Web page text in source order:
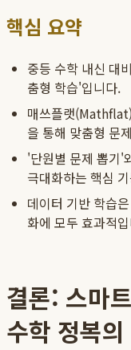
핵심 요약
중등 수학 내신 대
춤형 학습'입니다.
매쓰플랫
을 통해 맞춤형 문
'단원별 문제 뽑기'
극대화하는 핵심
데이터 기반 학습
화에 모두 효과적
결론: 스마
수학 정복의